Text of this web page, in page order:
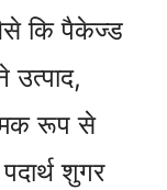
कि पैकेज्ड
रूप से
शुगर